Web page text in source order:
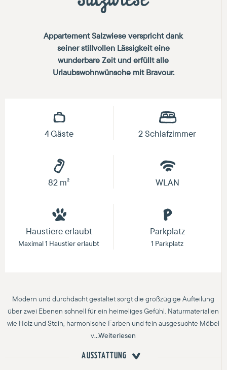
Appartement Salzwiese verspricht dank
seiner stillvollen Lässigkeit eine
wunderbare Zeit und erfüllt alle
Urlaubswohnwünsche mit Bravour.
4 Gäste 2 Schlafzimmer
82 m² WLAN
Haustiere erlaubt
Maximal 1 Haustier erlaubt
Parkplatz
1 Parkplatz
Modern und durchdacht gestaltet sorgt die großzügige Aufteilung
über zwei Ebenen schnell für ein heimeliges Gefühl. Naturmaterialien
wie Holz und Stein, harmonische Farben und fein ausgesuchte Möbel
v...Weiterlesen
AUSSTATTUNG